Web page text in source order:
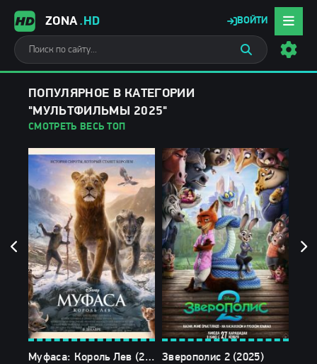
ZONA.HD ВОЙТИ
ПОПУЛЯРНОЕ В КАТЕГОРИИ
"МУЛЬТФИЛЬМЫ 2025"
СМОТРЕТЬ ВЕСЬ ТОП
Муфаса: Король Лев (2025) Зверополис 2 (2025)